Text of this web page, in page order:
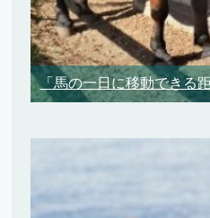
「馬の一日に移動できる